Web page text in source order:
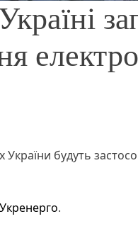
України будуть
.